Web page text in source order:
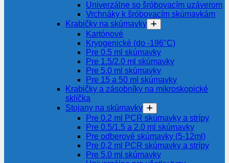
Univerzálne so šróbovacím uzáverom
Vrchnáky k šróbovacím skúmavkám
Krabičky na skúmavky
Kartónové
Kryogenické (do -196°C)
Pre 0.5 ml skúmavky
Pre 1.5/2.0 ml skúmavky
Pre 5.0 ml skúmavky
Pre 15 a 50 ml skúmavky
Krabičky a zásobníky na mikroskopické
sklíčka
Stojany na skúmavky
Pre 0.2 ml PCR skúmavky a strípy
Pre 0.5/1.5 a 2.0 ml skúmavky
Pre odberové skúmavky (5-12ml)
Pre 0,2 ml PCR skúmavky a strípy
Pre 5.0 ml skúmavky